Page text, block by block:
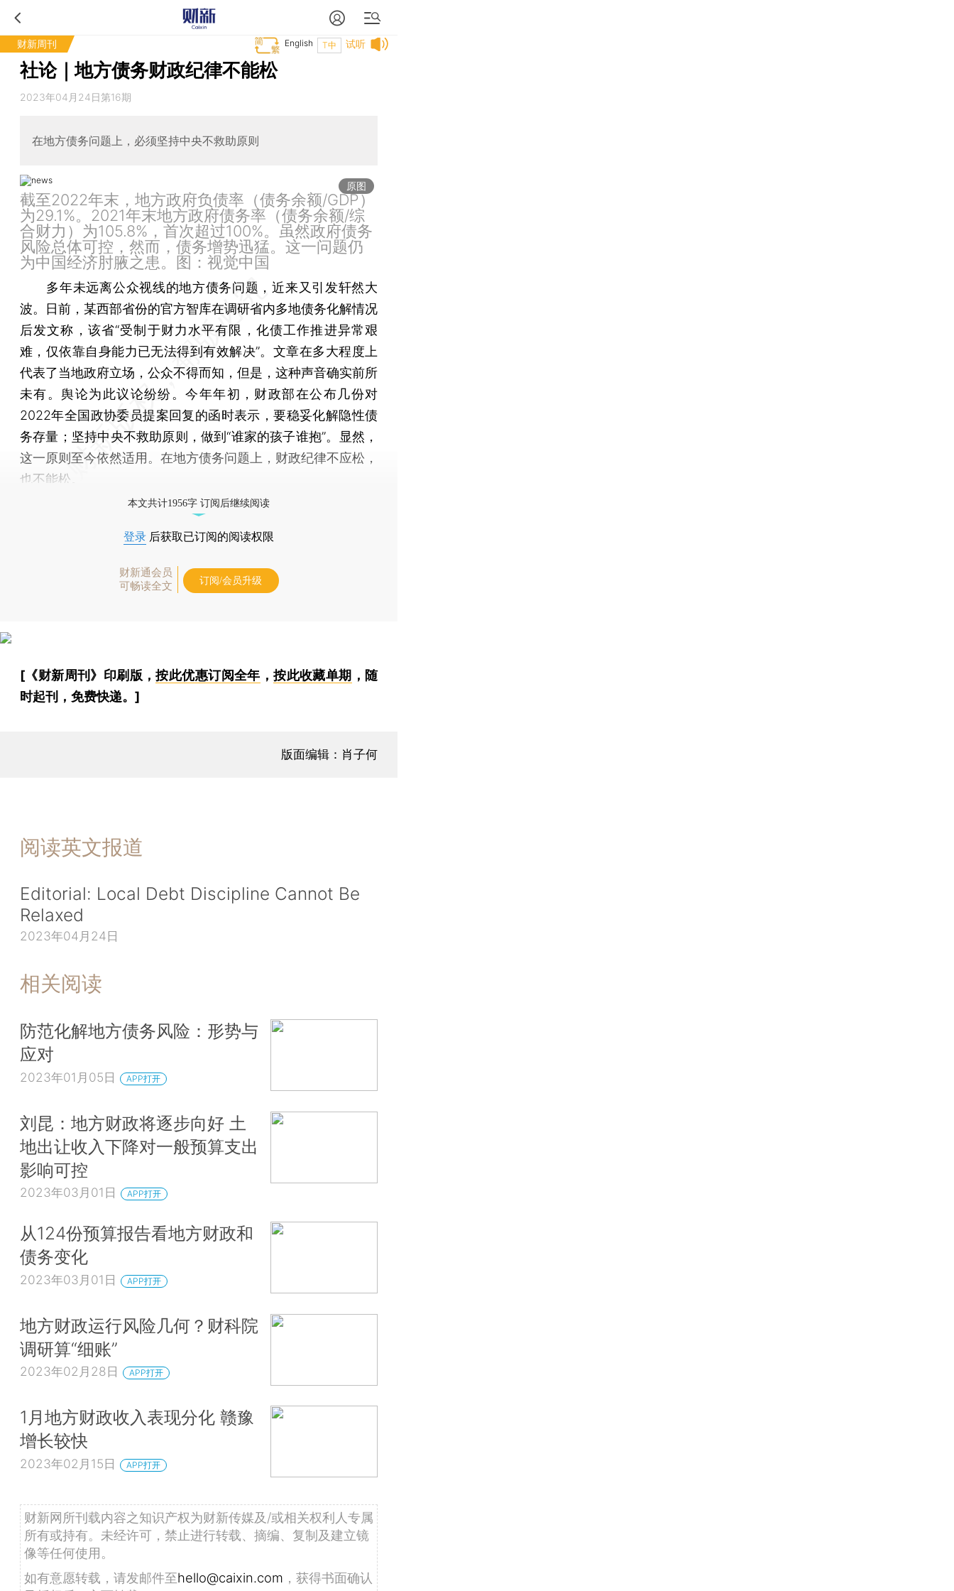
财新周刊 试听
T中
English
社论｜地方债务财政纪律不能松
2023年04月24日第16期
在地方债务问题上，必须坚持中央不救助原则
原图
截至2022年末，地方政府负债率（债务余额/GDP）
为29.1%。2021年末地方政府债务率（债务余额/综
合财力）为105.8%，首次超过100%。虽然政府债务
风险总体可控，然而，债务增势迅猛。这一问题仍
为中国经济肘腋之患。图：视觉中国
多年未远离公众视线的地方债务问题，近来又引发轩然大
波。日前，某西部省份的官方智库在调研省内多地债务化解情况
后发文称，该省“受制于财力水平有限，化债工作推进异常艰
难，仅依靠自身能力已无法得到有效解决”。文章在多大程度上
代表了当地政府立场，公众不得而知，但是，这种声音确实前所
未有。舆论为此议论纷纷。今年年初，财政部在公布几份对
2022年全国政协委员提案回复的函时表示，要稳妥化解隐性债
务存量；坚持中央不救助原则，做到“谁家的孩子谁抱”。显然，
这一原则至今依然适用。在地方债务问题上，财政纪律不应松，
也不能松。
本文共计1956字 订阅后继续阅读
登录 后获取已订阅的阅读权限
财新通会员
可畅读全文
订阅/会员升级
[《财新周刊》印刷版，按此优惠订阅全年 ，按此收藏单期 ，随
时起刊，免费快递。]
版面编辑：肖子何
阅读英文报道
Editorial: Local Debt Discipline Cannot Be
Relaxed
2023年04月24日
相关阅读
防范化解地方债务风险：形势与
应对
2023年01月05日 APP打开
刘昆：地方财政将逐步向好 土
地出让收入下降对一般预算支出
影响可控
2023年03月01日 APP打开
从124份预算报告看地方财政和
债务变化
2023年03月01日 APP打开
地方财政运行风险几何？财科院
调研算“细账”
2023年02月28日 APP打开
1月地方财政收入表现分化 赣豫
增长较快
2023年02月15日 APP打开
财新网所刊载内容之知识产权为财新传媒及/或相关权利人专属
所有或持有。未经许可，禁止进行转载、摘编、复制及建立镜
像等任何使用。
如有意愿转载，请发邮件至hello@caixin.com ，获得书面确认